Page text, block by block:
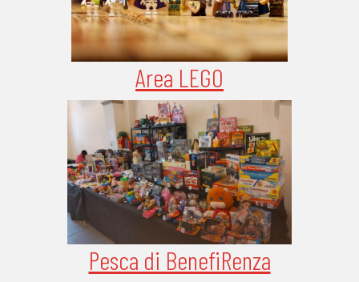
Area LEGO
Pesca di BenefiRenza